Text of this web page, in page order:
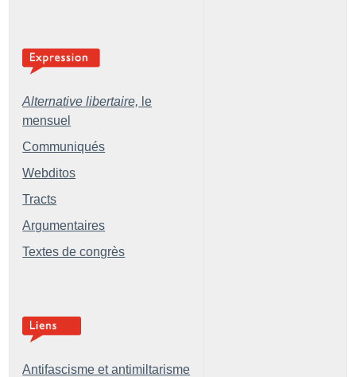
Alternative libertaire, le
mensuel
Communiqués
Webditos
Tracts
Argumentaires
Textes de congrès
Antifascisme et antimiltarisme